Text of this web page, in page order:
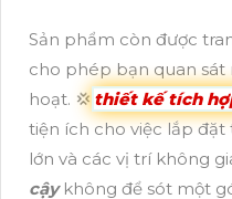
Sản phẩm còn được
cho phép bạn quan
hoạt. 💢 thiết kế tích
tiện ích cho việc lắp
lớn và các vị trí không
cậykhông để sót một